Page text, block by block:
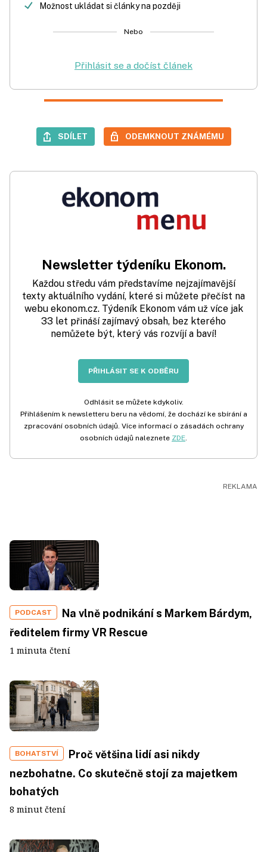
Možnost ukládat si články na později
Nebo
Přihlásit se a dočíst článek
SDÍLET ODEMKNOUT ZNÁMÉMU
Newsletter týdeníku Ekonom.
Každou středu vám představíme nejzajímavější
texty aktuálního vydání, které si můžete přečíst na
webu ekonom.cz. Týdeník Ekonom vám už více jak
33 let přináší zajímavý obsah, bez kterého
nemůžete být, který vás rozvíjí a baví!
PŘIHLÁSIT SE K ODBĚRU
Odhlásit se můžete kdykoliv.
Přihlášením k newsletteru beru na vědomí, že dochází ke sbírání a
zpracování osobních údajů. Více informací o zásadách ochrany
osobních údajů naleznete ZDE
PODCAST
Na vlně podnikání s Markem Bárdym,
ředitelem firmy VR Rescue
1 minuta čtení
BOHATSTVÍ
Proč většina lidí asi nikdy
nezbohatne. Co skutečně stojí za majetkem
bohatých
8 minut čtení